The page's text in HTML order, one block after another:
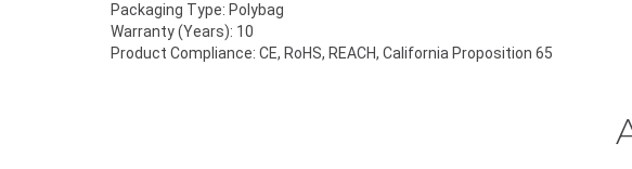
Packaging Type: Polybag
Warranty (Years): 10
Product Compliance: CE, RoHS, REACH, California Proposition 65